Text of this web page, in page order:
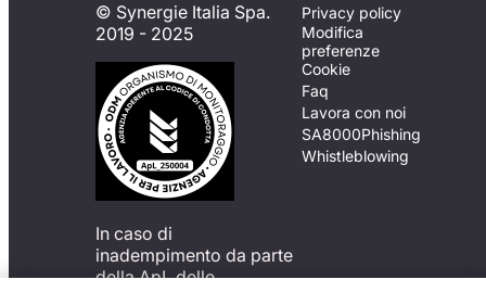
© Synergie Italia Spa.
2019 - 2025
In caso di
inadempimento da parte
della ApL delle
Privacy policy
Modifica
preferenze
Cookie
Faq
Lavora con noi
SA8000Phishing
Whistleblowing